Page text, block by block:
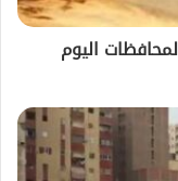
اليوم